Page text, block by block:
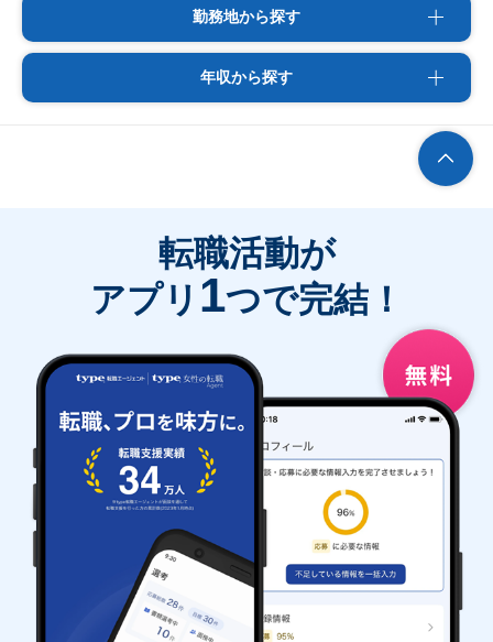
勤務地から探す
年収から探す
転職活動が
アプリ 1つで完結！